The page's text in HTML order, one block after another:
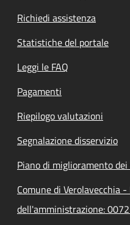
Richiedi assistenza
Statistiche del portale
Leggi le FAQ
Pagamenti
Riepilogo valutazioni
Segnalazione disservizio
Piano di miglioramento
Comune di Verolavecchia
dell'amministrazione: